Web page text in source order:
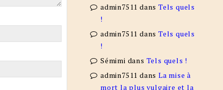
admin7511 dansTels quels
!
admin7511 dansTels quels
!
Sémimi dans Tels quels !
admin7511 dansLa mise à
mort la plus vulgaire et la